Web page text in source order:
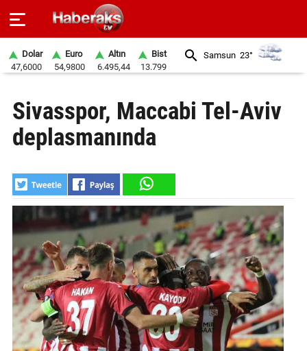
SPOR
YAŞAM
EKONOMİ
BELEDİYELER
SAĞLIK
SİYASET
EĞİTİM
GALERİ
Dolar
47,6000
Euro
54,9800
Altın
6.495,44
Bist
13.799
Samsun 23°
Sivasspor, Maccabi Tel-Aviv
deplasmanında